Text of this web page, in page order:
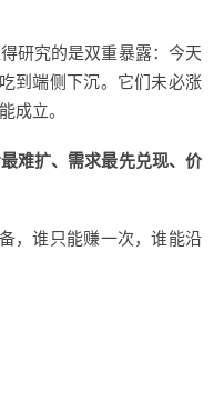
研究的是双重暴露：今天
到端侧下沉。它们未必涨
成立。
难扩、需求最先兑现、价
，谁只能赚一次，谁能沿